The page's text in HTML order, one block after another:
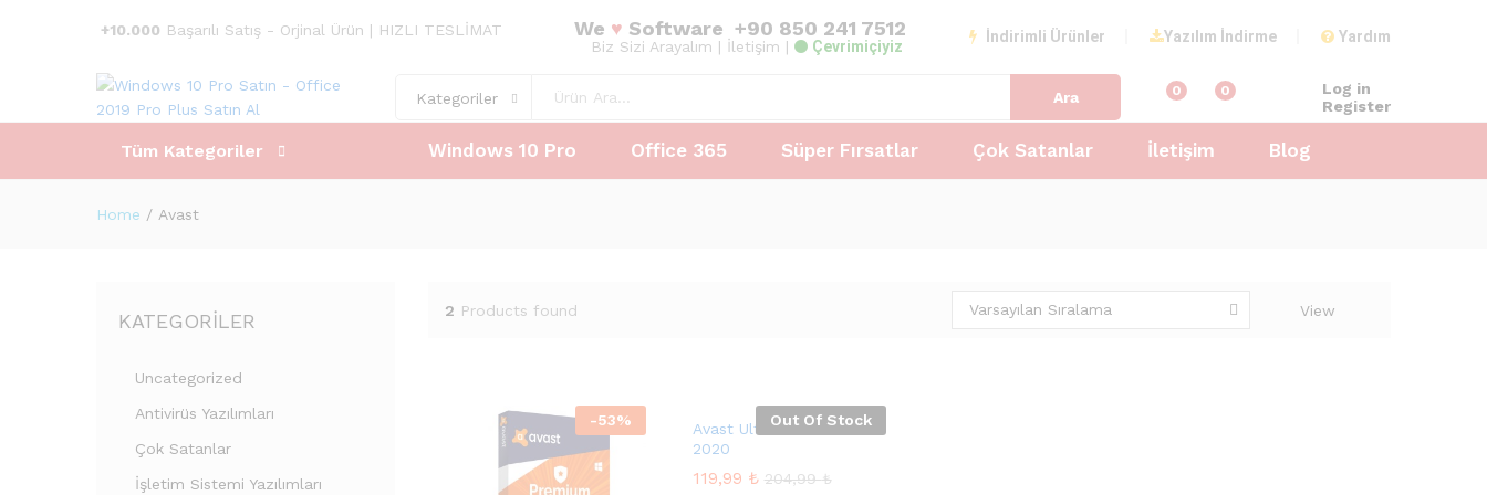
+10.000 Başarılı Satış - Orjinal Ürün | HIZLI TESLİMAT We ♥ Software +90 850 241 7512
Biz Sizi Arayalım | İletişim | Çevrimiçiyiz
İndirimli Ürünler Yazılım İndirme Yardım
Kategoriler Ara 0 0
Log in
Register
Tüm Kategoriler Windows 10 Pro Office 365 Süper Fırsatlar Çok Satanlar İletişim Blog
Home / Avast
2 Products found View
Varsayılan Sıralama
-53% Out Of Stock
Avast Ultimate Suite
2020
119,99 ₺ 204,99₺
119,99 ₺ 204,99₺
KATEGORILER
Uncategorized
Antivirüs Yazılımları
Çok Satanlar
İşletim Sistemi Yazılımları